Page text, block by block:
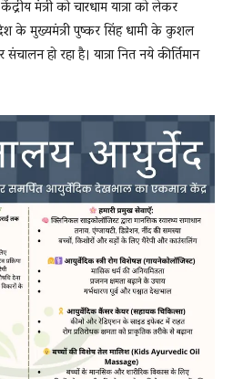
मंत्री को चारधाम यात्रा को लेकर
के मुख्यमंत्री पुष्कर सिंह धामी के कुशल
संचालन हो रहा है। यात्रा नित नये कीर्तिमान